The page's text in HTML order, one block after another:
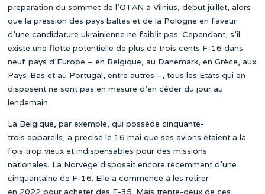
préparation du sommet de l’OTAN à Vilnius, début juillet, alors
que la pression des pays baltes et de la Pologne en faveur
d’une candidature ukrainienne ne faiblit pas. Cependant, s’il
existe une flotte potentielle de plus de trois cents F-16 dans
neuf pays d’Europe – en Belgique, au Danemark, en Grèce, aux
Pays-Bas et au Portugal, entre autres –, tous les Etats qui en
disposent ne sont pas en mesure d’en céder du jour au
lendemain.
La Belgique, par exemple, qui possède cinquante-
trois appareils, a précisé le 16 mai que ses avions étaient à la
fois trop vieux et indispensables pour des missions
nationales. La Norvège disposait encore récemment d’une
cinquantaine de F-16. Elle a commencé à les retirer
en 2022 pour acheter des F-35. Mais trente-deux de ces